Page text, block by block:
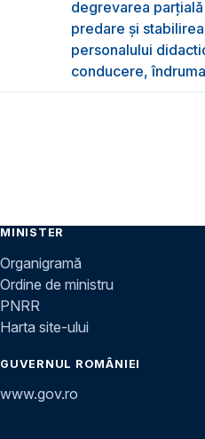
degrevarea
predare şi
personalului
conducere,
MINISTER
Organigramă
Ordine de ministru
PNRR
Harta site-ului
GUVERNUL ROMÂNIEI
www.gov.ro